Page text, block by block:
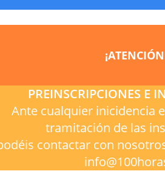
PREINSCRIPCIONES E
Ante cualquier inicidencia
tramitación de las
contactar con